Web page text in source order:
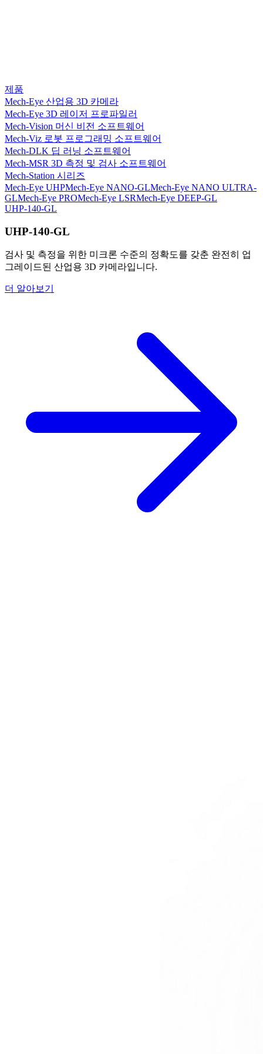
제품
Mech-Eye 산업용 3D 카메라
Mech-Eye 3D 레이저 프로파일러
Mech-Vision 머신 비전 소프트웨어
Mech-Viz 로봇 프로그래밍 소프트웨어
Mech-DLK 딥 러닝 소프트웨어
Mech-MSR 3D 측정 및 검사 소프트웨어
Mech-Station 시리즈
Mech-Eye UHPMech-Eye NANO-GLMech-Eye NANO ULTRA-
GLMech-Eye PROMech-Eye LSRMech-Eye DEEP-GL
UHP-140-GL
UHP-140-GL
검사 및 측정을 위한 미크론 수준의 정확도를 갖춘 완전히 업
그레이드된 산업용 3D 카메라입니다.
더 알아보기